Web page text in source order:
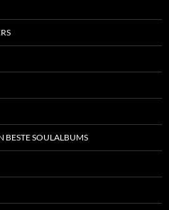
BESTE SOULALBUMS